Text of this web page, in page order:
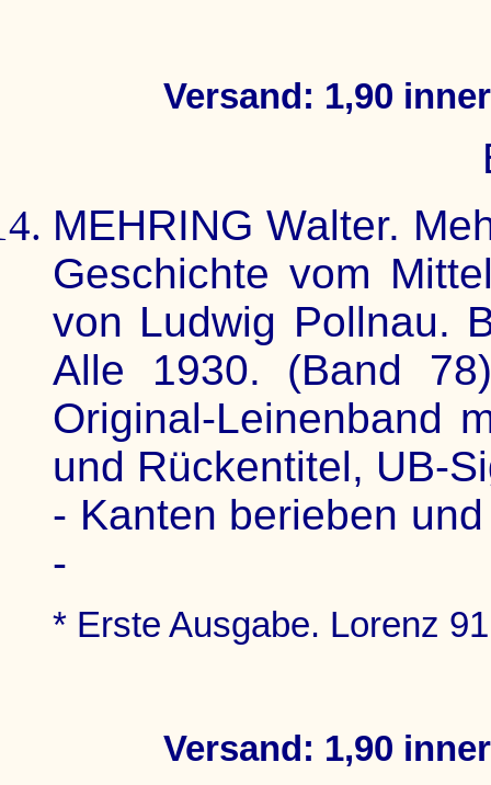
Versand: 1,90
MEHRING Walter.
Geschichte vom
von Ludwig Pollnau.
Alle 1930. (Band
Original-Leinenband
und Rückentitel, UB-
- Kanten berieben
-
* Erste Ausgabe. Lorenz
Versand: 1,90